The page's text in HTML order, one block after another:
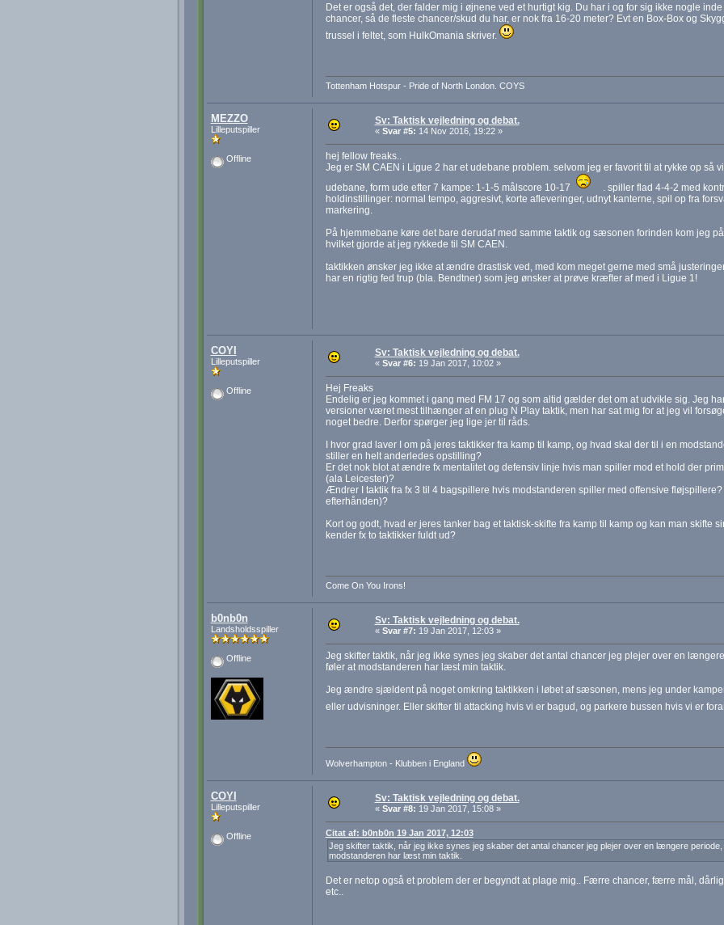
Det er også det, der falder mig i øjnene ved et hurtigt kig. Du har i og for sig ikke nogle
chancer, så de fleste chancer/skud du har, er nok fra 16-20 meter? Evt en Box-Box og
trussel i feltet, som HulkOmania skriver.
Tottenham Hotspur - Pride of North London. COYS
MEZZO
Lilleputspiller
Offline
Sv: Taktisk vejledning og debat.
« Svar #5: 14 Nov 2016, 19:22 »
hej fellow freaks..
Jeg er SM CAEN i Ligue 2 har et udebane problem. selvom jeg er favorit til at rykke op så
udebane, form ude efter 7 kampe: 1-1-5 målscore 10-17
. spiller flad 4-4-2 med
holdinstillinger: normal tempo, aggresivt, korte afleveringer, udnyt kanterne, spil op fra
markering.
På hjemmebane køre det bare derudaf med samme taktik og sæsonen forinden kom jeg
hvilket gjorde at jeg rykkede til SM CAEN.
taktikken ønsker jeg ikke at ændre drastisk ved, med kom meget gerne med små
har en rigtig fed trup (bla. Bendtner) som jeg ønsker at prøve kræfter af med i Ligue 1!
COYI
Lilleputspiller
Offline
Sv: Taktisk vejledning og debat.
« Svar #6: 19 Jan 2017, 10:02 »
Hej Freaks
Endelig er jeg kommet i gang med FM 17 og som altid gælder det om at udvikle sig. Jeg
versioner været mest tilhænger af en plug N Play taktik, men har sat mig for at jeg vil
noget bedre. Derfor spørger jeg lige jer til råds.
I hvor grad laver I om på jeres taktikker fra kamp til kamp, og hvad skal der til i en
stiller en helt anderledes opstilling?
Er det nok blot at ændre fx mentalitet og defensiv linje hvis man spiller mod et hold der
(ala Leicester)?
Ændrer I taktik fra fx 3 til 4 bagspillere hvis modstanderen spiller med offensive
efterhånden)?
Kort og godt, hvad er jeres tanker bag et taktisk-skifte fra kamp til kamp og kan man skifte
kender fx to taktikker fuldt ud?
Come On You Irons!
b0nb0n
Landsholdsspiller
Offline
Sv: Taktisk vejledning og debat.
« Svar #7: 19 Jan 2017, 12:03 »
Jeg skifter taktik, når jeg ikke synes jeg skaber det antal chancer jeg plejer over en
føler at modstanderen har læst min taktik.
Jeg ændre sjældent på noget omkring taktikken i løbet af sæsonen, mens jeg under
eller udvisninger. Eller skifter til attacking hvis vi er bagud, og parkere bussen hvis vi er
Wolverhampton - Klubben i England
COYI
Lilleputspiller
Offline
Sv: Taktisk vejledning og debat.
« Svar #8: 19 Jan 2017, 15:08 »
Citat af: b0nb0n 19 Jan 2017, 12:03
Jeg skifter taktik, når jeg ikke synes jeg skaber det antal chancer jeg plejer over en længere
modstanderen har læst min taktik.
Det er netop også et problem der er begyndt at plage mig.. Færre chancer, færre mål,
etc..